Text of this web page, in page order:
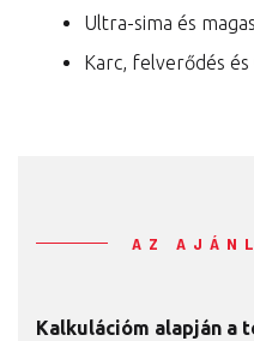
Ultra-sima és
Karc, felverődés és
AZ
Kalkulációm alapján a